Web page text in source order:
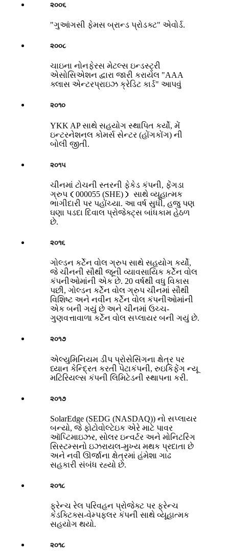
૨૦૦૬
"ગુઆંગસી ફેમસ બ્રાન્ડ પ્રોડક્ટ" એવોર્ડ.
૨૦૦૮
ચાઇના નોનફેરસ મેટલ્સ ઇન્ડસ્ટ્રી
એસોસિએશન દ્વારા જારી કરાયેલ "AAA
ક્લાસ એન્ટરપ્રાઇઝ ક્રેડિટ કાર્ડ" આપવું
૨૦૧૦
YKK AP સાથે સહયોગ સ્થાપિત કર્યો, મેં
ઇન્ટરનેશનલ કોમર્સ સેન્ટર (હોંગકોંગ) ની
બોલી જીતી.
૨૦૧૫
ચીનમાં ટોચની સ્તરની ફેકેડ કંપની, ફેંગડા
ગ્રુપ（000055 (SHE)） સાથે વ્યૂહાત્મક
ભાગીદારી પર પહોંચ્યા. આ વર્ષ સુધી, હજુ પણ
ઘણા પડદા દિવાલ પ્રોજેક્ટ્સ બાંધકામ હેઠળ
છે.
૨૦૧૬
ગોલ્ડન કર્ટેન વોલ ગ્રુપ સાથે સહયોગ કર્યો,
જે ચીનની સૌથી જૂની વ્યાવસાયિક કર્ટેન વોલ
કંપનીઓમાંની એક છે. 20 વર્ષથી વધુ વિકાસ
પછી, ગોલ્ડન કર્ટેન વોલ ગ્રુપ ચીનમાં સૌથી
વિશિષ્ટ અને નવીન કર્ટેન વોલ કંપનીઓમાંની
એક બની ગયું છે અને ચીનમાં ઉચ્ચ-
ગુણવત્તાવાળા કર્ટેન વોલ સપ્લાયર બની ગયું છે.
૨૦૧૭
એલ્યુમિનિયમ ડીપ પ્રોસેસિંગના ક્ષેત્ર પર
ધ્યાન કેન્દ્રિત કરતી પેટાકંપની, રુઇકિફેંગ ન્યૂ
મટિરિયલ્સ કંપની લિમિટેડની સ્થાપના કરી.
૨૦૧૭
SolarEdge (SEDG (NASDAQ)) નો સપ્લાયર
બન્યો, જે ફોટોવોલ્ટેઇક એરે માટે પાવર
ઑપ્ટિમાઇઝર, સોલર ઇન્વર્ટર અને મોનિટરિંગ
સિસ્ટમ્સનો ઇઝરાયલ-મુખ્ય મથક પ્રદાતા છે
અને નવી ઊર્જાના ક્ષેત્રમાં હંમેશા ગાઢ
સહકારી સંબંધ રહ્યો છે.
૨૦૧૮
ફ્રેન્ચ રેલ પરિવહન પ્રોજેક્ટ પર ફ્રેન્ચ
કંડક્ટિક્સ-વેમ્પફ્લર કંપની સાથે વ્યૂહાત્મક
સહયોગ થયો.
૨૦૧૮